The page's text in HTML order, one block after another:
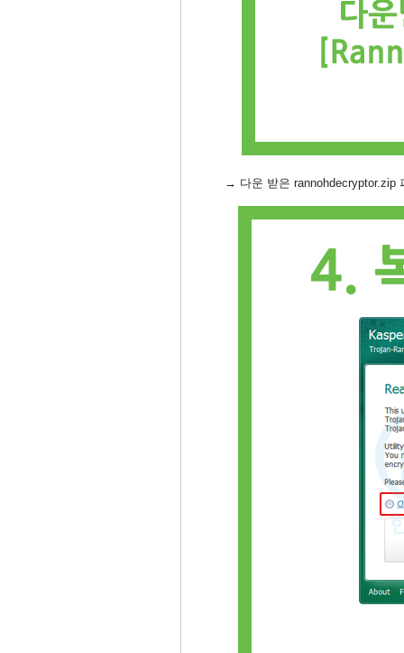
→ 다운 받은 rannohdecryptor.zip